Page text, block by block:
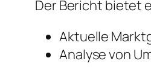
Der Bericht bietet
Aktuelle
Analyse von